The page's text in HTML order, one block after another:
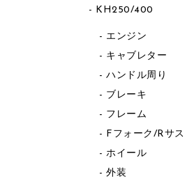
KH250/400
エンジン
キャブレター
ハンドル周り
ブレーキ
フレーム
Fフォーク/Rサス
ホイール
外装